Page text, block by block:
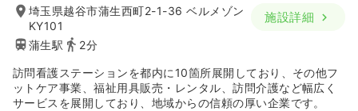
埼玉県越谷市蒲生西町2-1-36 ベルメゾン
KY101
蒲生駅
2分
施設詳細
訪問看護ステーションを都内に10箇所展開しており、その他フ
ットケア事業、福祉用具販売・レンタル、訪問介護など幅広く
サービスを展開しており、地域からの信頼の厚い企業です。